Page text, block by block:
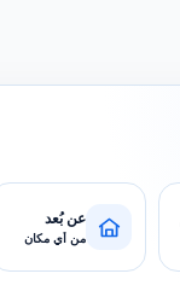
عن بُعد
من أي مكان